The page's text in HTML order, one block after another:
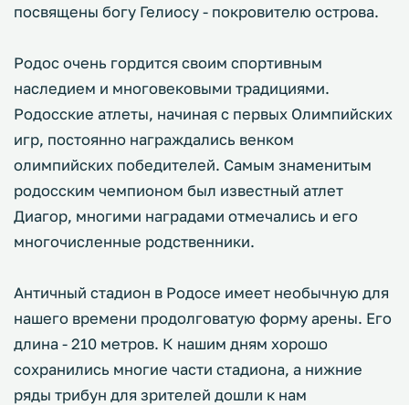
посвящены богу Гелиосу - покровителю острова.
Родос очень гордится своим спортивным
наследием и многовековыми традициями.
Родосские атлеты, начиная с первых Олимпийских
игр, постоянно награждались венком
олимпийских победителей. Самым знаменитым
родосским чемпионом был известный атлет
Диагор, многими наградами отмечались и его
многочисленные родственники.
Античный стадион в Родосе имеет необычную для
нашего времени продолговатую форму арены. Его
длина - 210 метров. К нашим дням хорошо
сохранились многие части стадиона, а нижние
ряды трибун для зрителей дошли к нам